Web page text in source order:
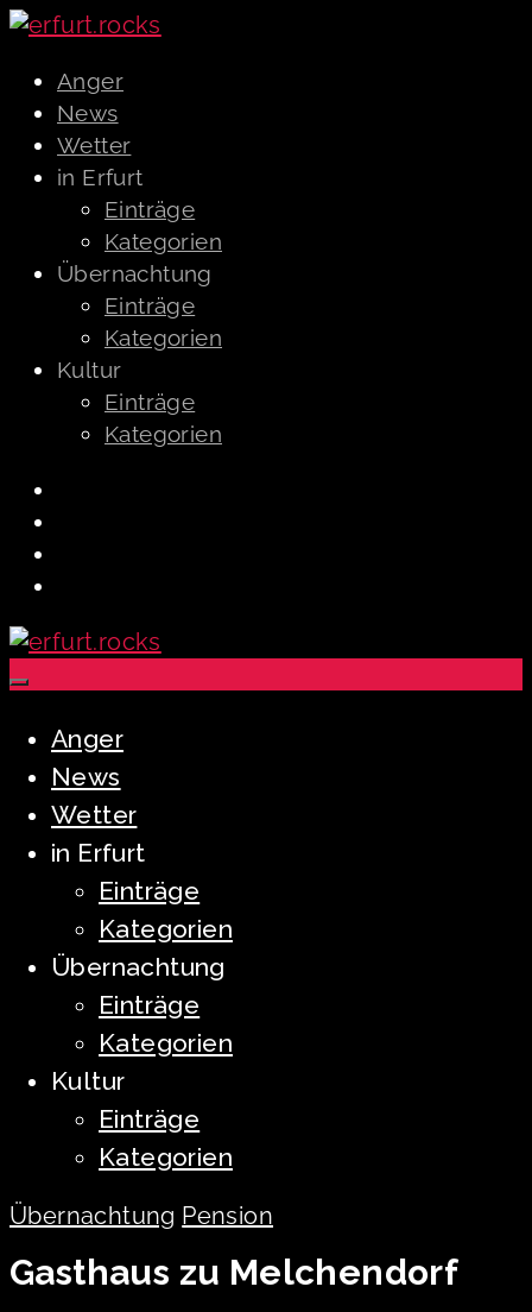
Anger
News
Wetter
in Erfurt
Einträge
Kategorien
Übernachtung
Einträge
Kategorien
Kultur
Einträge
Kategorien
Anger
News
Wetter
in Erfurt
Einträge
Kategorien
Übernachtung
Einträge
Kategorien
Kultur
Einträge
Kategorien
Übernachtung Pension
Gasthaus zu Melchendorf